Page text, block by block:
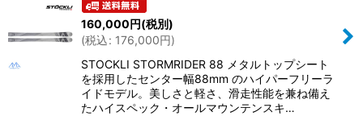
160,000円(税別)
(税込: 176,000円)
STOCKLI STORMRIDER 88 メタルトップシート
を採用したセンター幅88mm のハイパーフリーラ
イドモデル。美しさと軽さ、滑走性能を兼ね備え
たハイスペック・オールマウンテンスキ…